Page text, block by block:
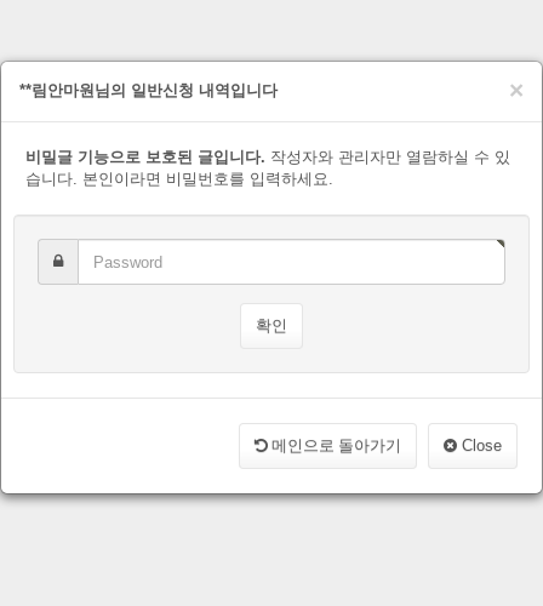
×
**림안마원님의 일반신청 내역입니다
비밀글 기능으로 보호된 글입니다. 작성자와 관리자만 열람하실 수 있
습니다. 본인이라면 비밀번호를 입력하세요.
메인으로 돌아가기 Close